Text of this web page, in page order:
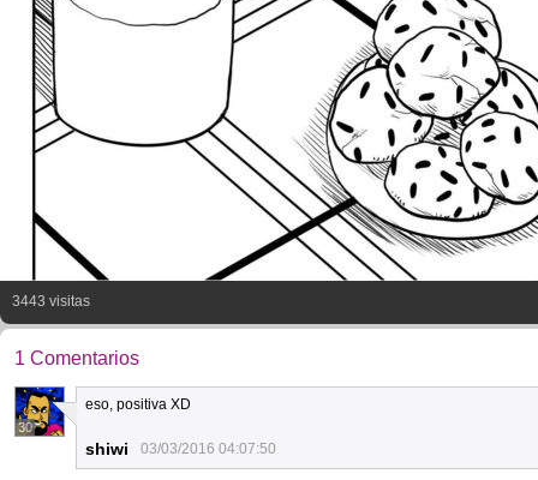
3443 visitas
1 Comentarios
30
eso, positiva XD
shiwi 03/03/2016 04:07:50